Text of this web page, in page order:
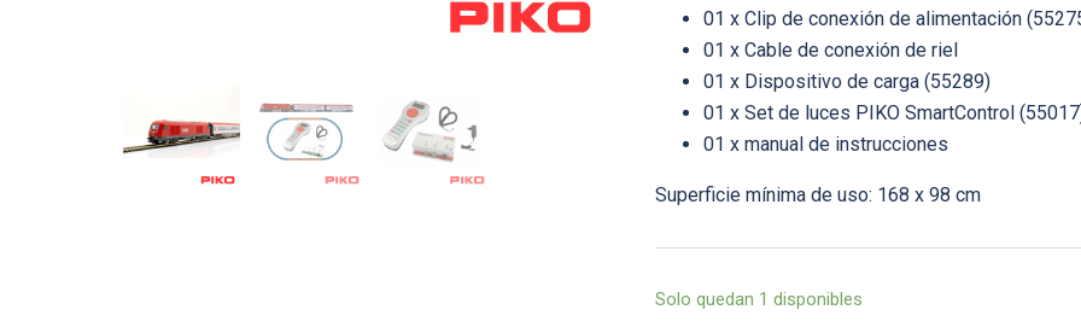
01 x Clip de conexión de alimentación
01 x Cable de conexión de riel
01 x Dispositivo de carga (55289)
01 x Set de luces PIKO SmartControl
01 x manual de instrucciones
Superficie mínima de uso: 168 x 98 cm
Solo quedan 1 disponibles